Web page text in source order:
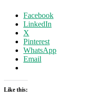
Facebook
LinkedIn
X
Pinterest
WhatsApp
Email
Like this: